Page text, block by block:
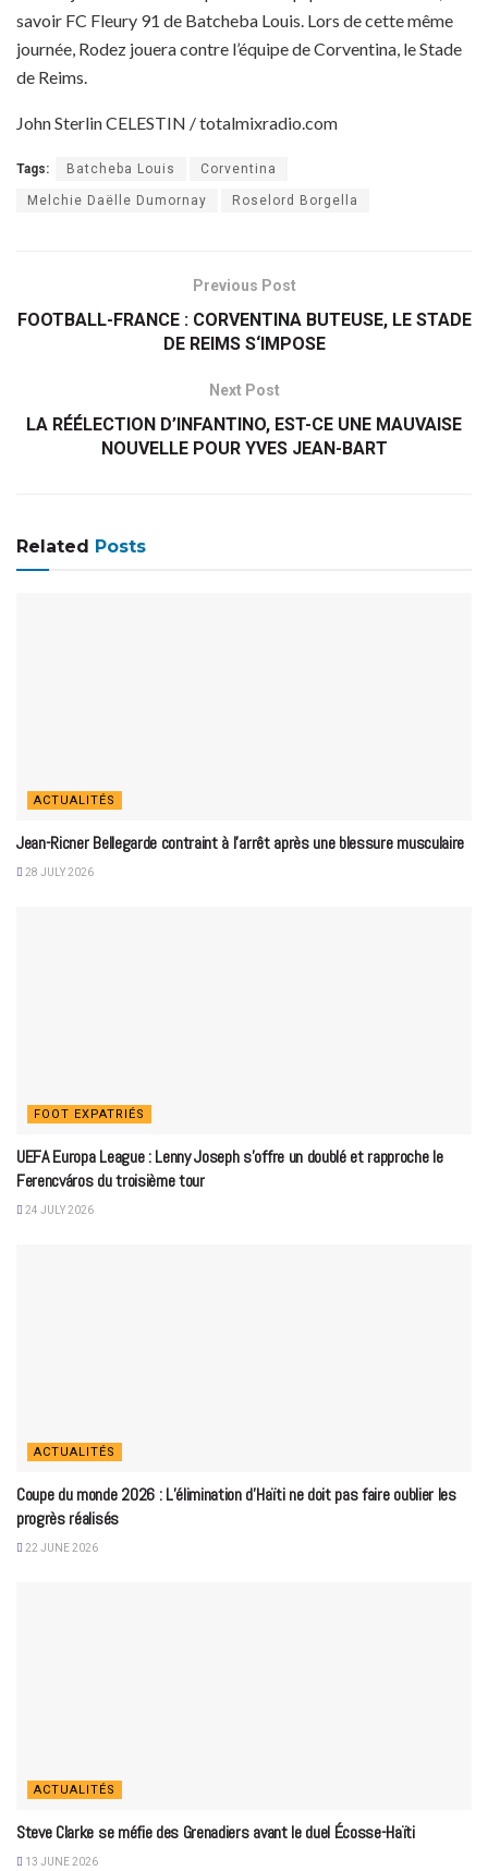
savoir FC Fleury 91 de Batcheba Louis. Lors de cette même
journée, Rodez jouera contre l’équipe de Corventina, le Stade
de Reims.
John Sterlin CELESTIN / totalmixradio.com
Tags: Batcheba Louis Corventina
Melchie Daëlle Dumornay Roselord Borgella
Previous Post
FOOTBALL-FRANCE : CORVENTINA BUTEUSE, LE STADE
DE REIMS S‘IMPOSE
Next Post
LA RÉÉLECTION D’INFANTINO, EST-CE UNE MAUVAISE
NOUVELLE POUR YVES JEAN-BART
Related Posts
ACTUALITÉS
Jean-Ricner Bellegarde contraint à l’arrêt après une blessure musculaire
28 JULY 2026
FOOT EXPATRIÉS
UEFA Europa League : Lenny Joseph s’offre un doublé et rapproche le
Ferencváros du troisième tour
24 JULY 2026
ACTUALITÉS
Coupe du monde 2026 : L’élimination d’Haïti ne doit pas faire oublier les
progrès réalisés
22 JUNE 2026
ACTUALITÉS
Steve Clarke se méfie des Grenadiers avant le duel Écosse-Haïti
13 JUNE 2026